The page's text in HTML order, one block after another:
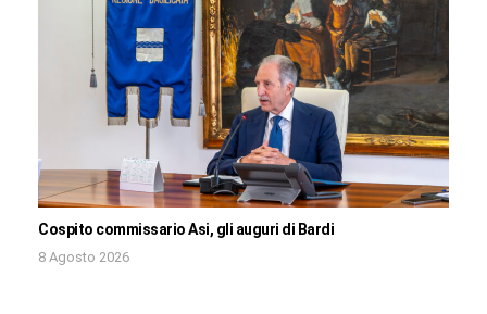
Cospito commissario Asi, gli auguri di Bardi
8 Agosto 2026